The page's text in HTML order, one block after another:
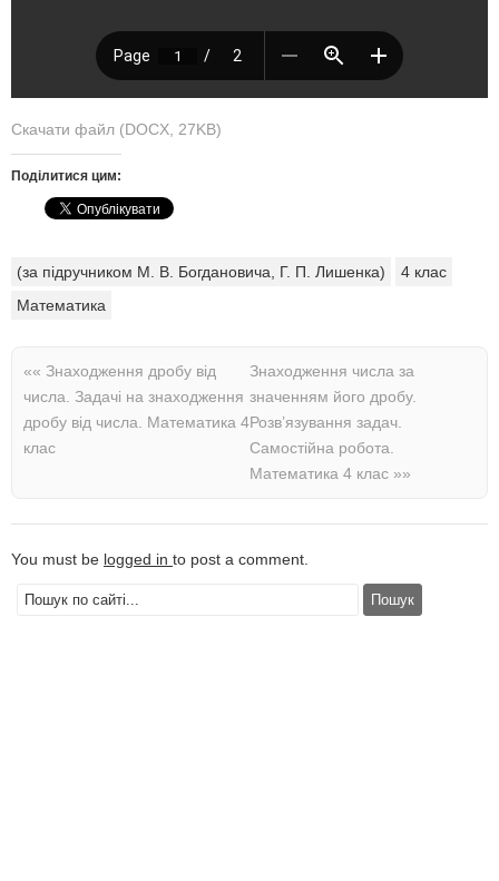
Скачати файл (DOCX, 27KB)
Поділитися цим:
(за підручником М. В. Богдановича, Г. П. Лишенка)
4 клас
Математика
«« Знаходження дробу від
числа. Задачі на знаходження
дробу від числа. Математика 4
клас
Знаходження числа за
значенням його дробу.
Розв’язування задач.
Самостійна робота.
Математика 4 клас »»
You must be logged in to post a comment.